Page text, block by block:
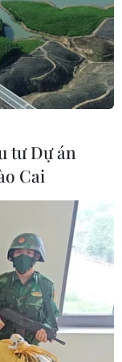
hóa truyền
tư Dự án
Cai